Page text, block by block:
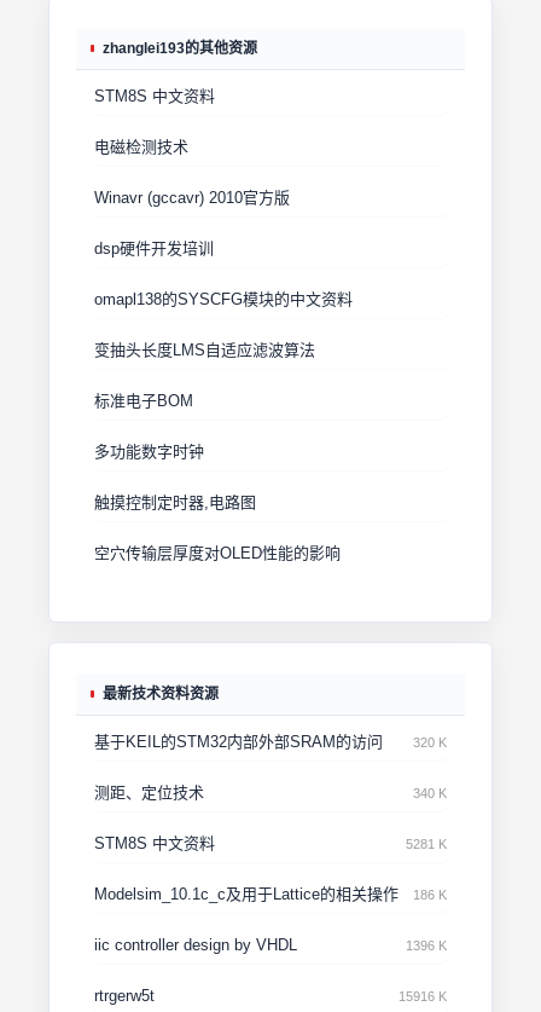
zhanglei193的其他资源
STM8S 中文资料
电磁检测技术
Winavr (gccavr) 2010官方版
dsp硬件开发培训
omapl138的SYSCFG模块的中文资料
变抽头长度LMS自适应滤波算法
标准电子BOM
多功能数字时钟
触摸控制定时器,电路图
空穴传输层厚度对OLED性能的影响
最新技术资料资源
基于KEIL的STM32内部外部SRAM的访问 320 K
测距、定位技术 340 K
STM8S 中文资料 5281 K
Modelsim_10.1c_c及用于Lattice的相关操作 186 K
iic controller design by VHDL 1396 K
rtrgerw5t 15916 K